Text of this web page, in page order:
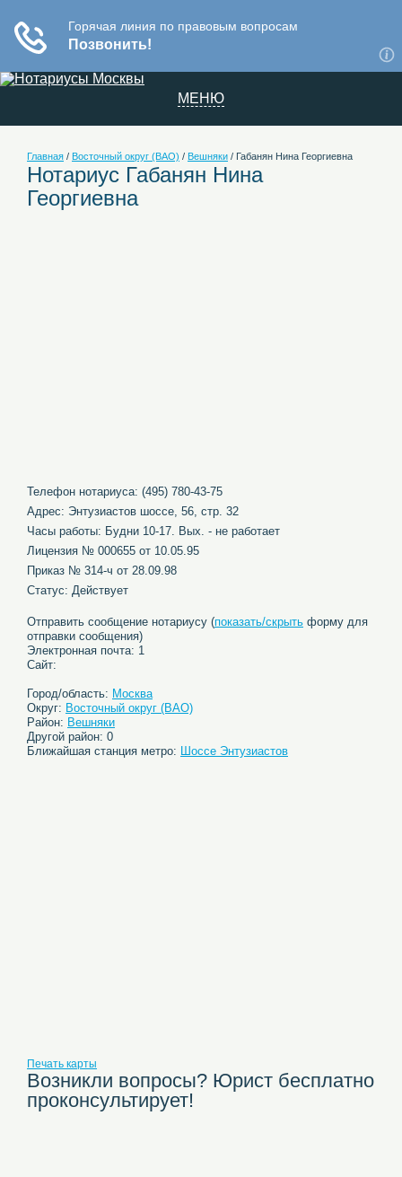
МЕНЮ
Главная / Восточный округ (ВАО) / Вешняки / Габанян Нина Георгиевна
Нотариус Габанян Нина
Георгиевна
Телефон нотариуса: (495) 780-43-75
Адрес: Энтузиастов шоссе, 56, стр. 32
Часы работы: Будни 10-17. Вых. - не работает
Лицензия № 000655 от 10.05.95
Приказ № 314-ч от 28.09.98
Статус: Действует
Отправить сообщение нотариусу (показать/скрыть форму для
отправки сообщения)
Электронная почта: 1
Сайт:
Город/область: Москва
Округ: Восточный округ (ВАО)
Район: Вешняки
Другой район: 0
Ближайшая станция метро: Шоссе Энтузиастов
Печать карты
Возникли вопросы? Юрист бесплатно
проконсультирует!